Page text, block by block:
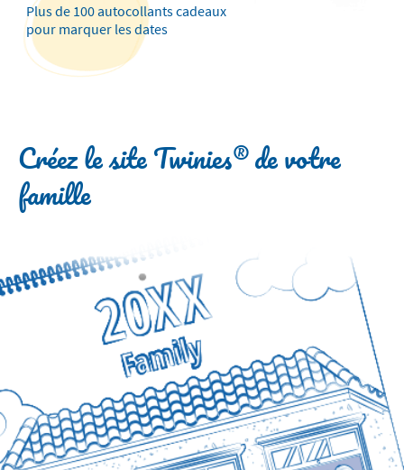
Plus de 100 autocollants cadeaux
pour marquer les dates
Créez le site Twinies® de votre
famille